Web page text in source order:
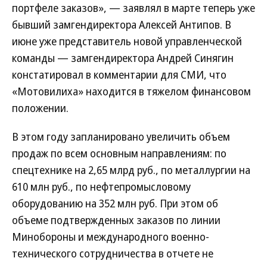
портфеле заказов», — заявлял в марте теперь уже
бывший замгендиректора Алексей Антипов. В
июне уже представитель новой управленческой
команды — замгендиректора Андрей Синягин
констатировал в комментарии для СМИ, что
«Мотовилиха» находится в тяжелом финансовом
положении.
В этом году запланировано увеличить объем
продаж по всем основным направлениям: по
спецтехнике на 2,65 млрд руб., по металлургии на
610 млн руб., по нефтепромысловому
оборудованию на 352 млн руб. При этом об
объеме подтвержденных заказов по линии
Минобороны и международного военно-
технического сотрудничества в отчете не